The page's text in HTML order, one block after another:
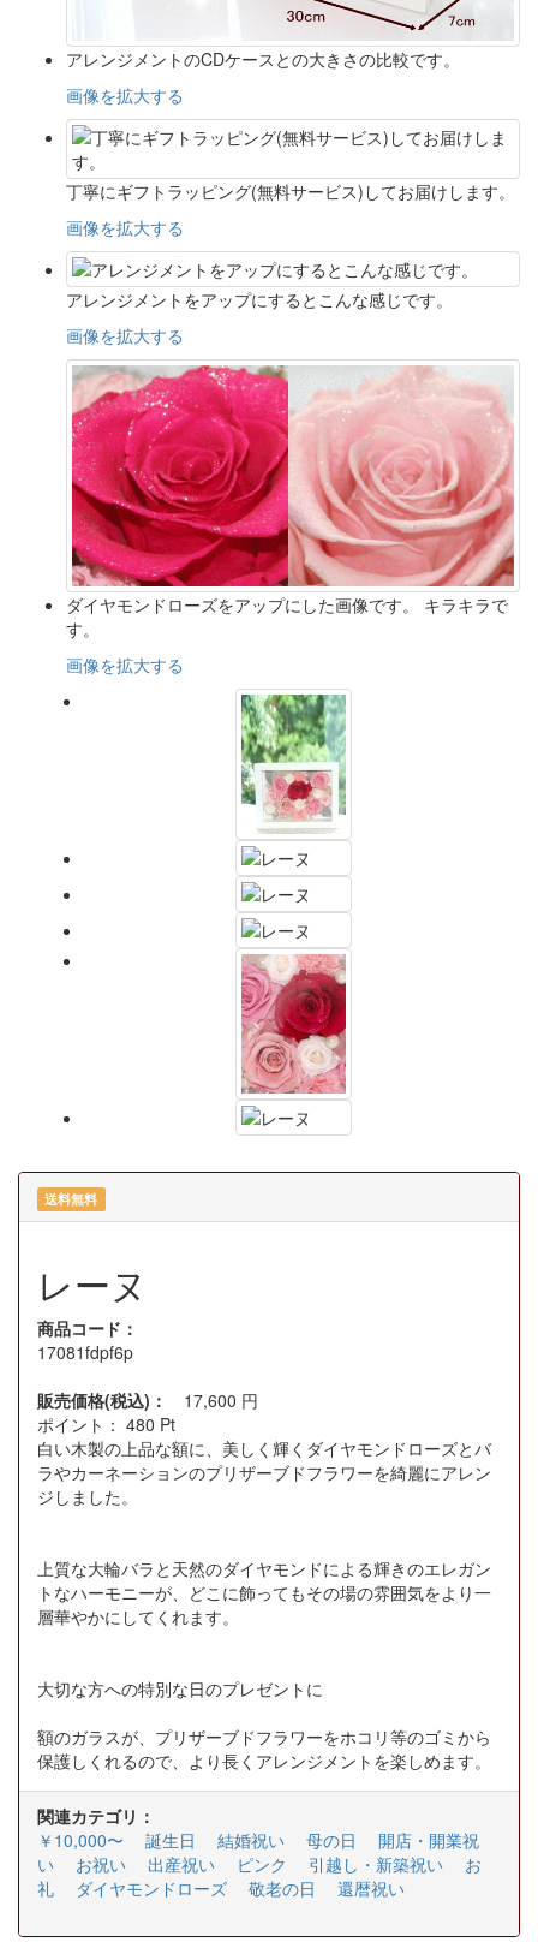
アレンジメントのCDケースとの大きさの比較です。
画像を拡大する
丁寧にギフトラッピング(無料サービス)してお届けします。
画像を拡大する
アレンジメントをアップにするとこんな感じです。
画像を拡大する
ダイヤモンドローズをアップにした画像です。 キラキラで
す。
画像を拡大する
送料無料
レーヌ
商品コード：
17081fdpf6p
販売価格(税込)： 17,600 円
ポイント： 480 Pt
白い木製の上品な額に、美しく輝くダイヤモンドローズとバ
ラやカーネーションのプリザーブドフラワーを綺麗にアレン
ジしました。
上質な大輪バラと天然のダイヤモンドによる輝きのエレガン
トなハーモニーが、どこに飾ってもその場の雰囲気をより一
層華やかにしてくれます。
大切な方への特別な日のプレゼントに
額のガラスが、プリザーブドフラワーをホコリ等のゴミから
保護しくれるので、より長くアレンジメントを楽しめます。
関連カテゴリ：
￥10,000〜
誕生日 結婚祝い 母の日
開店・開業祝
い
お祝い 出産祝い ピンク 引越し・新築祝い
お
礼
ダイヤモンドローズ 敬老の日 還暦祝い